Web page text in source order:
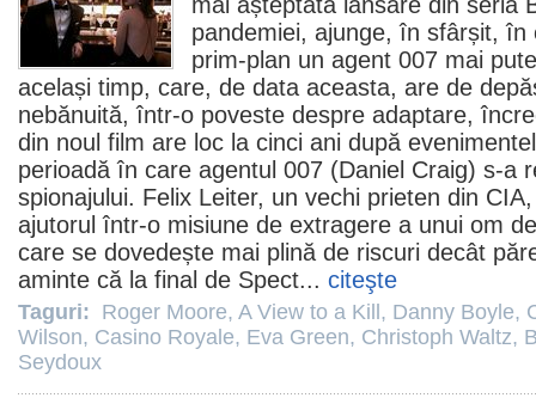
pandemiei, ajunge, în sfârșit, în
prim-plan un agent 007 mai
același timp, care, de data aceasta, are de
nebănuită, într-o poveste despre adaptare,
din noul film are loc la cinci ani după
perioadă în care agentul 007 (Daniel Craig) s-a
spionajului. Felix Leiter, un vechi prieten din
ajutorul într-o misiune de extragere a unui om
care se dovedește mai plină de riscuri decât
aminte că la final de Spect... citeşte
Taguri: Roger Moore, A View to a Kill , Danny Boyle,
Wilson, Casino Royale, Eva Green, Christoph Waltz,
Seydoux